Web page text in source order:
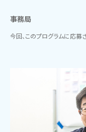
事務局
今回、このプログラムに応募